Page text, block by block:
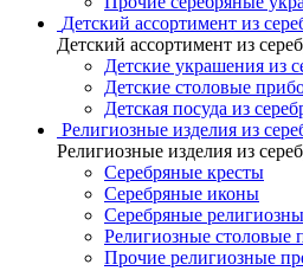
Детский ассортимент из
Детский ассортимент из
Детские украшения из
Детские столовые
Детская посуда из
Религиозные изделия из
Религиозные изделия из
Серебряные кресты
Серебряные иконы
Серебряные
Религиозные столовые
Прочие религиозные